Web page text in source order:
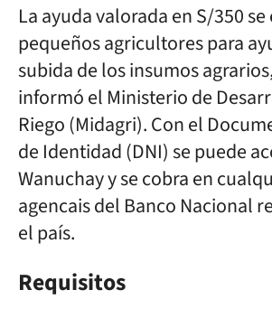
La ayuda valorada en S/350
pequeños agricultores para
subida de los insumos
informó el Ministerio de
Riego (Midagri). Con el
de Identidad (DNI) se puede
Wanuchay y se cobra en
agencais del Banco Nacional
el país.
Requisitos